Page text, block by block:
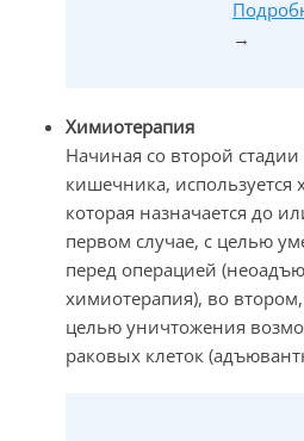
→
Химиотерапия
Начиная со второй стадии
кишечника, используется
которая назначается до
первом случае, с целью
перед операцией
химиотерапия), во
целью уничтожения
раковых клеток